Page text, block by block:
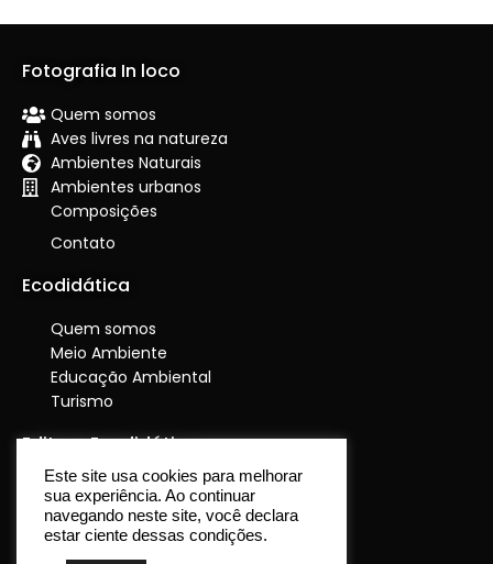
Fotografia In loco
Quem somos
Aves livres na natureza
Ambientes Naturais
Ambientes urbanos
Composições
Contato
Ecodidática
Quem somos
Meio Ambiente
Educação Ambiental
Turismo
Editora Ecodidática
Quem somos
O que publicamos
Este site usa cookies para melhorar
sua experiência. Ao continuar
navegando neste site, você declara
estar ciente dessas condições.